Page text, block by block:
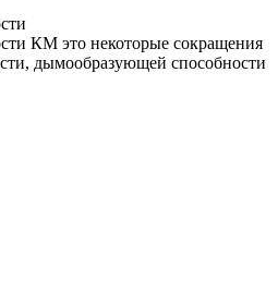
КМ это некоторые сокращения
дымообразующей способности